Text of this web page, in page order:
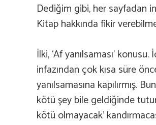
Dediğim gibi, her sayfadan
Kitap hakkında fikir
İlki, ‘Af yanılsaması’
infazından çok kısa süre
yanılsamasına kapılırmış.
kötü şey bile geldiğinde
kötü olmayacak’